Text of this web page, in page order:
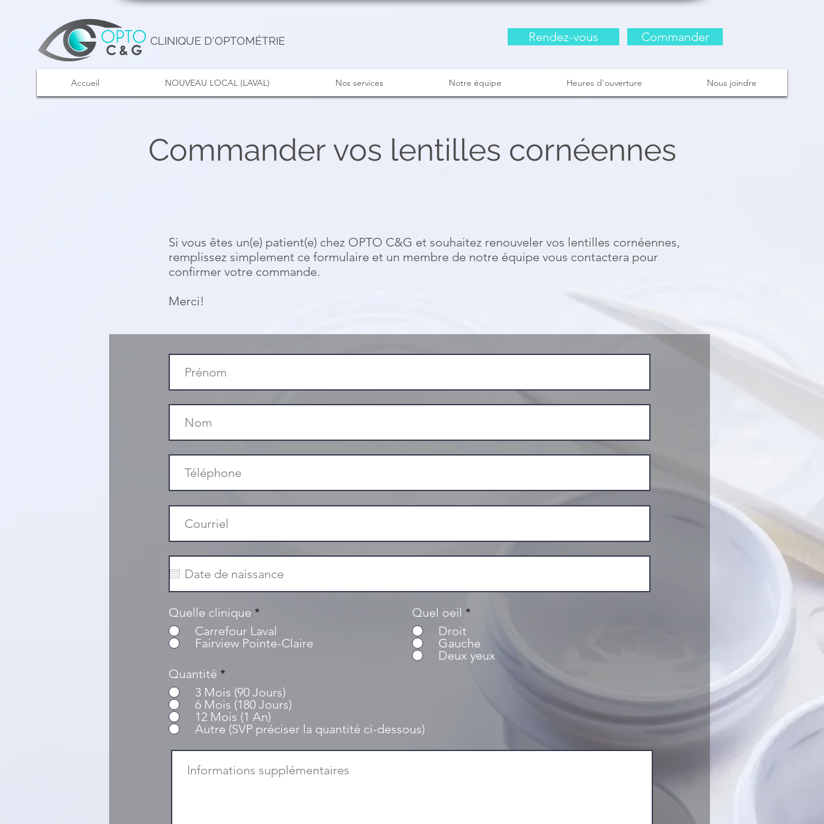
CLINIQUE D'OPTOMÉTRIE Rendez-vous Commander
Accueil NOUVEAU LOCAL (LAVAL) Nos services Notre équipe Heures d'ouverture Nous joindre
Commander vos lentilles cornéennes
Si vous êtes un(e) patient(e) chez OPTO C&G et souhaitez renouveler vos lentilles cornéennes,
remplissez simplement ce formulaire et un membre de notre équipe vous contactera pour
confirmer votre commande.
Merci!
Quelle clinique *
Carrefour Laval
Fairview Pointe-Claire
Quel oeil *
Droit
Gauche
Deux yeux
Quantité *
3 Mois (90 Jours)
6 Mois (180 Jours)
12 Mois (1 An)
Autre (SVP préciser la quantité ci-dessous)